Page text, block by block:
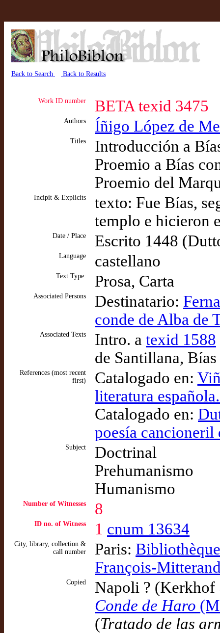
Back to Search Back to Results
Work ID number BETA texid 3475
Authors Íñigo López de
Titles
Introducción a
Proemio a Bías
Proemio del
Incipit & Explicits
texto: Fue Bías,
templo e hicieron
Date / Place Escrito 1448
Language castellano
Text Type: Prosa, Carta
Associated Persons Destinatario:
conde de Alba de
Associated Texts Intro. a texid 1588
de Santillana,
References (most recent
first)
Catalogado en:
literatura
Catalogado en:
poesía
Subject
Doctrinal
Prehumanismo
Humanismo
Number of Witnesses 8
ID no. of Witness 1 cnum 13634
City, library, collection &
call number
Paris:
François-
Copied
Napoli ?
Conde de Haro
(Tratado de las